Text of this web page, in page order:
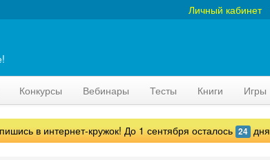
Личный кабинет
Конкурсы Вебинары Тесты Книги Игры
в интернет-кружок! До 1 сентября осталось 24 дня